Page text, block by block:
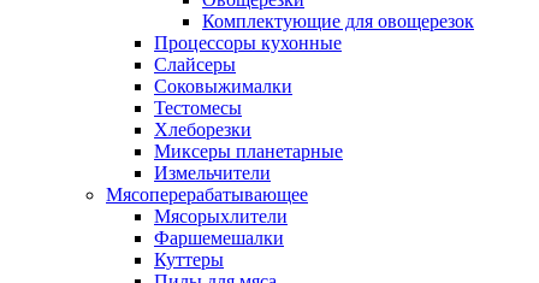
Комплектующие для овощерезок
Процессоры кухонные
Слайсеры
Соковыжималки
Тестомесы
Хлеборезки
Миксеры планетарные
Измельчители
Мясоперерабатывающее
Мясорыхлители
Фаршемешалки
Куттеры